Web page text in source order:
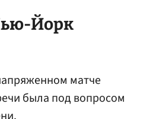
Йорк
матче
была под вопросом